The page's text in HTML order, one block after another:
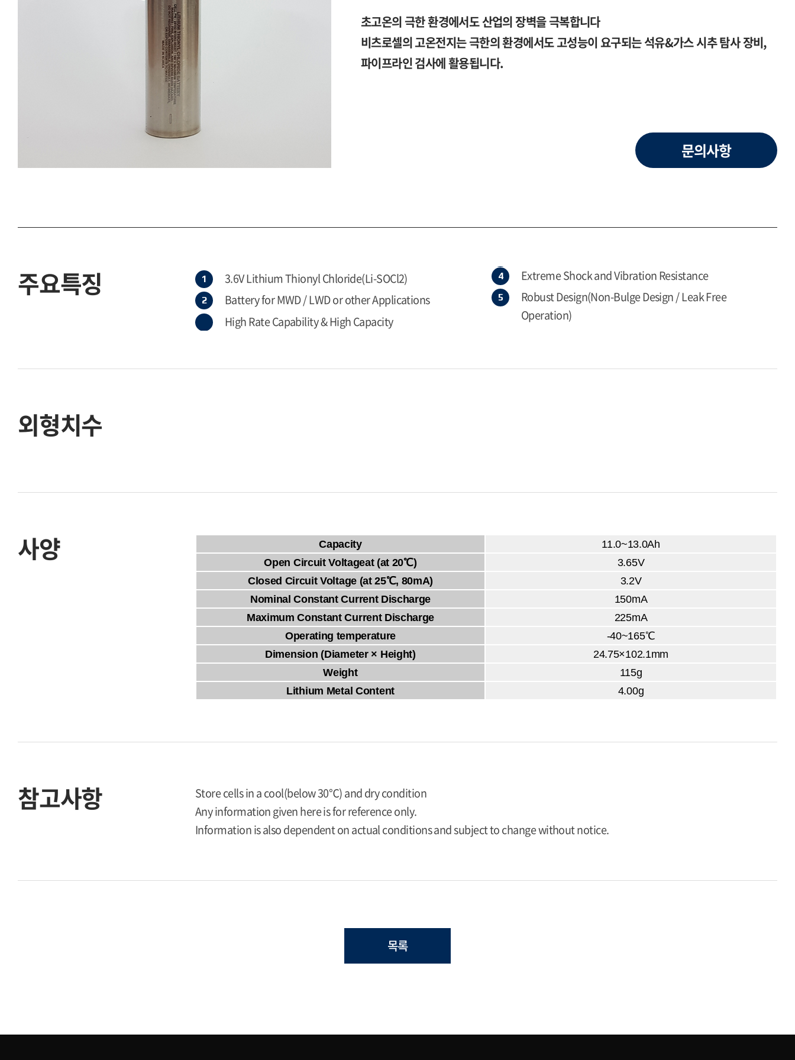
초고온의 극한 환경에서도 산업의 장벽을 극복합니다
비츠로셀의 고온전지는 극한의 환경에서도 고성능이 요구되는 석유&가스 시추 탐사 장비,
파이프라인 검사에 활용됩니다.
문의사항
주요특징
3.6V Lithium Thionyl Chloride(Li-SOCl2)
Battery for MWD / LWD or other Applications
High Rate Capability & High Capacity
Extreme Shock and Vibration Resistance
Robust Design(Non-Bulge Design / Leak Free
Operation)
외형치수
사양 Capacity
11.0~13.0Ah
Open Circuit Voltageat (at 20℃)
3.65V
Closed Circuit Voltage (at 25℃, 80mA)
3.2V
Nominal Constant Current Discharge
150mA
Maximum Constant Current Discharge
225mA
Operating temperature
-40~165℃
Dimension (Diameter × Height)
24.75×102.1mm
Weight
115g
Lithium Metal Content
4.00g
참고사항
Store cells in a cool(below 30℃) and dry condition
Any information given here is for reference only.
Information is also dependent on actual conditions and subject to change without notice.
목록